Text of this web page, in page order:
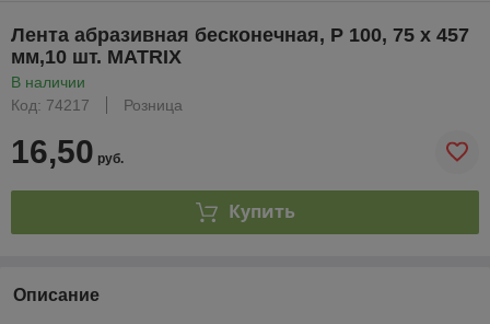
Лента абразивная бесконечная, P 100, 75 х 457
мм,10 шт. MATRIX
В наличии
Код: 74217
Розница
16,50 руб.
Купить
Описание